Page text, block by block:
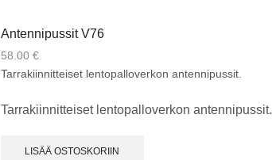
Antennipussit V76
58.00 €
Tarrakiinnitteiset lentopalloverkon antennipussit.
Tarrakiinnitteiset lentopalloverkon antennipussit.
LISÄÄ OSTOSKORIIN